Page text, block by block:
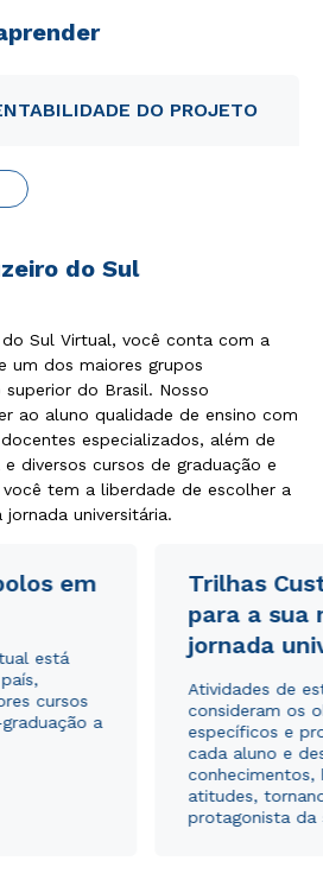
DO PROJETO
do Sul
Sul Virtual, você conta com a
um dos maiores grupos
do Brasil. Nosso
ao aluno qualidade de ensino com
especializados, além de
diversos cursos de graduação e
tem a liberdade de escolher a
universitária.
em
está
cursos
a
Trilhas
para a sua
jornada
Atividades de
consideram os
específicos e
cada aluno e
conhecimentos,
atitudes,
protagonista da